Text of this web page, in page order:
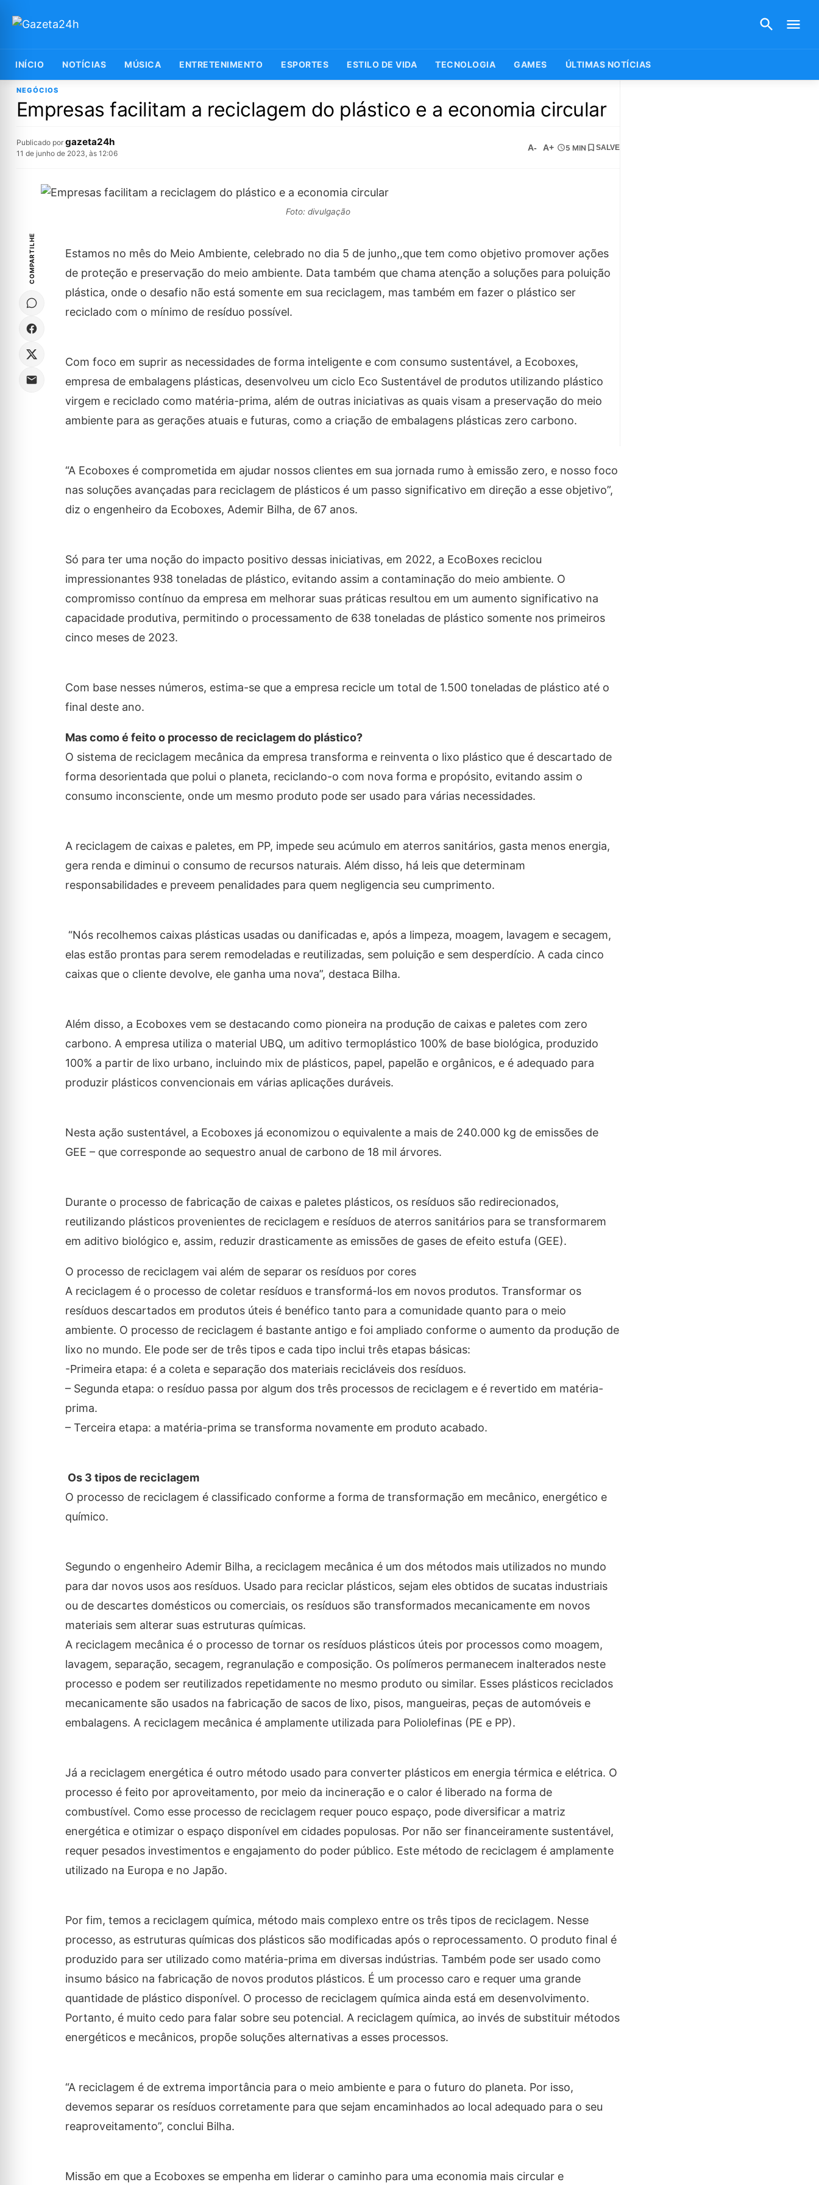
INÍCIO NOTÍCIAS MÚSICA ENTRETENIMENTO ESPORTES ESTILO DE VIDA TECNOLOGIA GAMES ÚLTIMAS NOTÍCIAS
NEGÓCIOS
Empresas facilitam a reciclagem do plástico e a economia circular
Publicado por gazeta24h
11 de junho de 2023, às 12:06
A- A+ 5 MIN SALVE
Foto: divulgação
COMPARTILHE
Estamos no mês do Meio Ambiente, celebrado no dia 5 de junho,,que tem como objetivo promover ações
de proteção e preservação do meio ambiente. Data também que chama atenção a soluções para poluição
plástica, onde o desafio não está somente em sua reciclagem, mas também em fazer o plástico ser
reciclado com o mínimo de resíduo possível.
Com foco em suprir as necessidades de forma inteligente e com consumo sustentável, a Ecoboxes,
empresa de embalagens plásticas, desenvolveu um ciclo Eco Sustentável de produtos utilizando plástico
virgem e reciclado como matéria-prima, além de outras iniciativas as quais visam a preservação do meio
ambiente para as gerações atuais e futuras, como a criação de embalagens plásticas zero carbono.
“A Ecoboxes é comprometida em ajudar nossos clientes em sua jornada rumo à emissão zero, e nosso foco
nas soluções avançadas para reciclagem de plásticos é um passo significativo em direção a esse objetivo”,
diz o engenheiro da Ecoboxes, Ademir Bilha, de 67 anos.
Só para ter uma noção do impacto positivo dessas iniciativas, em 2022, a EcoBoxes reciclou
impressionantes 938 toneladas de plástico, evitando assim a contaminação do meio ambiente. O
compromisso contínuo da empresa em melhorar suas práticas resultou em um aumento significativo na
capacidade produtiva, permitindo o processamento de 638 toneladas de plástico somente nos primeiros
cinco meses de 2023.
Com base nesses números, estima-se que a empresa recicle um total de 1.500 toneladas de plástico até o
final deste ano.
Mas como é feito o processo de reciclagem do plástico?
O sistema de reciclagem mecânica da empresa transforma e reinventa o lixo plástico que é descartado de
forma desorientada que polui o planeta, reciclando-o com nova forma e propósito, evitando assim o
consumo inconsciente, onde um mesmo produto pode ser usado para várias necessidades.
A reciclagem de caixas e paletes, em PP, impede seu acúmulo em aterros sanitários, gasta menos energia,
gera renda e diminui o consumo de recursos naturais. Além disso, há leis que determinam
responsabilidades e preveem penalidades para quem negligencia seu cumprimento.
“Nós recolhemos caixas plásticas usadas ou danificadas e, após a limpeza, moagem, lavagem e secagem,
elas estão prontas para serem remodeladas e reutilizadas, sem poluição e sem desperdício. A cada cinco
caixas que o cliente devolve, ele ganha uma nova”, destaca Bilha.
Além disso, a Ecoboxes vem se destacando como pioneira na produção de caixas e paletes com zero
carbono. A empresa utiliza o material UBQ, um aditivo termoplástico 100% de base biológica, produzido
100% a partir de lixo urbano, incluindo mix de plásticos, papel, papelão e orgânicos, e é adequado para
produzir plásticos convencionais em várias aplicações duráveis.
Nesta ação sustentável, a Ecoboxes já economizou o equivalente a mais de 240.000 kg de emissões de
GEE – que corresponde ao sequestro anual de carbono de 18 mil árvores.
Durante o processo de fabricação de caixas e paletes plásticos, os resíduos são redirecionados,
reutilizando plásticos provenientes de reciclagem e resíduos de aterros sanitários para se transformarem
em aditivo biológico e, assim, reduzir drasticamente as emissões de gases de efeito estufa (GEE).
O processo de reciclagem vai além de separar os resíduos por cores
A reciclagem é o processo de coletar resíduos e transformá-los em novos produtos. Transformar os
resíduos descartados em produtos úteis é benéfico tanto para a comunidade quanto para o meio
ambiente. O processo de reciclagem é bastante antigo e foi ampliado conforme o aumento da produção de
lixo no mundo. Ele pode ser de três tipos e cada tipo inclui três etapas básicas:
-Primeira etapa: é a coleta e separação dos materiais recicláveis ​​dos resíduos.
– Segunda etapa: o resíduo passa por algum dos três processos de reciclagem e é revertido em matéria-
prima.
– Terceira etapa: a matéria-prima se transforma novamente em produto acabado.
Os 3 tipos de reciclagem
O processo de reciclagem é classificado conforme a forma de transformação em mecânico, energético e
químico.
Segundo o engenheiro Ademir Bilha, a reciclagem mecânica é um dos métodos mais utilizados no mundo
para dar novos usos aos resíduos. Usado para reciclar plásticos, sejam eles obtidos de sucatas industriais
ou de descartes domésticos ou comerciais, os resíduos são transformados mecanicamente em novos
materiais sem alterar suas estruturas químicas.
A reciclagem mecânica é o processo de tornar os resíduos plásticos úteis por processos como moagem,
lavagem, separação, secagem, regranulação e composição. Os polímeros permanecem inalterados neste
processo e podem ser reutilizados repetidamente no mesmo produto ou similar. Esses plásticos reciclados
mecanicamente são usados ​​na fabricação de sacos de lixo, pisos, mangueiras, peças de automóveis e
embalagens. A reciclagem mecânica é amplamente utilizada para Poliolefinas (PE e PP).
Já a reciclagem energética é outro método usado para converter plásticos em energia térmica e elétrica. O
processo é feito por aproveitamento, por meio da incineração e o calor é liberado na forma de
combustível. Como esse processo de reciclagem requer pouco espaço, pode diversificar a matriz
energética e otimizar o espaço disponível em cidades populosas. Por não ser financeiramente sustentável,
requer pesados ​​investimentos e engajamento do poder público. Este método de reciclagem é amplamente
utilizado na Europa e no Japão.
Por fim, temos a reciclagem química, método mais complexo entre os três tipos de reciclagem. Nesse
processo, as estruturas químicas dos plásticos são modificadas após o reprocessamento. O produto final é
produzido para ser utilizado como matéria-prima em diversas indústrias. Também pode ser usado como
insumo básico na fabricação de novos produtos plásticos. É um processo caro e requer uma grande
quantidade de plástico disponível. O processo de reciclagem química ainda está em desenvolvimento.
Portanto, é muito cedo para falar sobre seu potencial. A reciclagem química, ao invés de substituir métodos
energéticos e mecânicos, propõe soluções alternativas a esses processos.
“A reciclagem é de extrema importância para o meio ambiente e para o futuro do planeta. Por isso,
devemos separar os resíduos corretamente para que sejam encaminhados ao local adequado para o seu
reaproveitamento”, conclui Bilha.
Missão em que a Ecoboxes se empenha em liderar o caminho para uma economia mais circular e